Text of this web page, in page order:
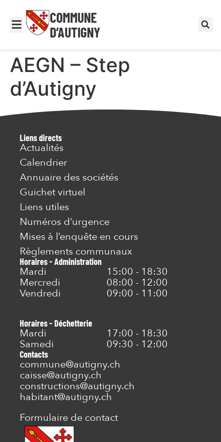
COMMUNE
D’AUTIGNY
AEGN – Step
d’Autigny
Liens directs
Actualités
Calendrier
Annuaire des sociétés
Guichet virtuel
Liens utiles
Numéros d’urgence
Mises à l’enquête en cours
Règlements communaux
Horaires - Administration
Mardi
15:00 - 18:30
Mercredi
08:00 - 12:00
Vendredi
09:00 - 11:00
Horaires - Déchetterie
Mardi
17:00 - 18:30
Samedi
09:30 - 12:00
Contacts
commune@autigny.ch
caisse@autigny.ch
constructions@autigny.ch
habitant@autigny.ch
Formulaire de contact